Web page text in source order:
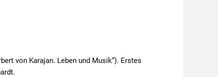
von Karajan. Leben und Musik“). Erstes